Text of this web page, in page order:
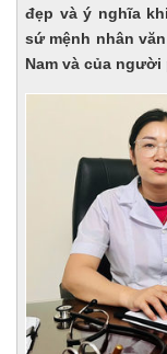
đẹp và ý nghĩa
sứ mệnh nhân
Nam và của người